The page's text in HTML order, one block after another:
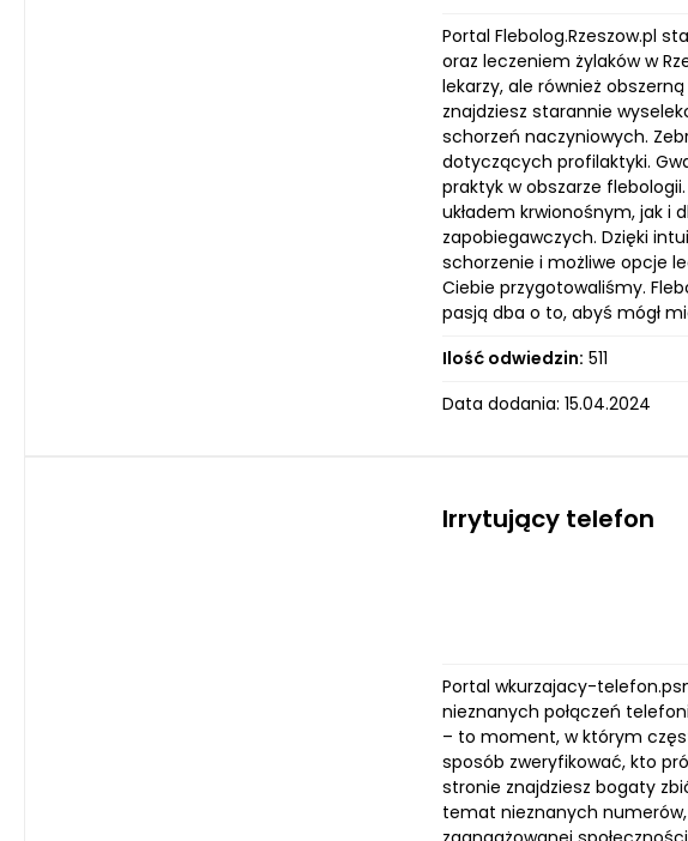
Portal Flebolog.Rzeszow.pl
oraz leczeniem żylaków w
lekarzy, ale również
znajdziesz starannie
schorzeń naczyniowych.
dotyczących profilaktyki.
praktyk w obszarze
układem krwionośnym, jak
zapobiegawczych. Dzięki
schorzenie i możliwe opcje
Ciebie przygotowaliśmy.
pasją dba o to, abyś mógł
Ilość odwiedzin: 511
Data dodania: 15.04.2024
Irrytujący telefon
Portal wkurzajacy-
nieznanych połączeń
– to moment, w którym
sposób zweryfikować, kto
stronie znajdziesz bogaty
temat nieznanych